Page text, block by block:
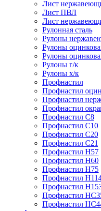
Лист
Лист ПВЛ
Лист
Рулонная сталь
Рулоны
Рулоны
Рулоны
Рулоны г/к
Рулоны х/к
Профнастил
Профнастил
Профнастил
Профнастил
Профнастил С8
Профнастил С10
Профнастил С20
Профнастил С21
Профнастил Н57
Профнастил Н60
Профнастил Н75
Профнастил
Профнастил
Профнастил
Профнастил